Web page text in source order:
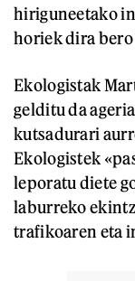
hiriguneetako
horiek dira bero
Ekologistak
gelditu da
kutsadurari
Ekologistek
leporatu diete
laburreko
trafikoaren eta